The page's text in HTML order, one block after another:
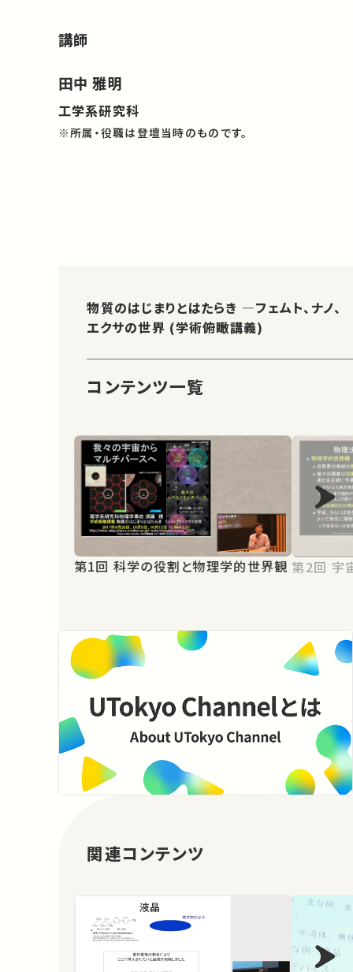
講師
田中 雅明
工学系研究科
※所属・役職は登壇当時のものです。
物質のはじまりとはたらき ―フェムト、ナノ、
エクサの世界 (学術俯瞰講義)
コンテンツ一覧
第1回 科学の役割と物理学的世界観 第2
関連コンテンツ